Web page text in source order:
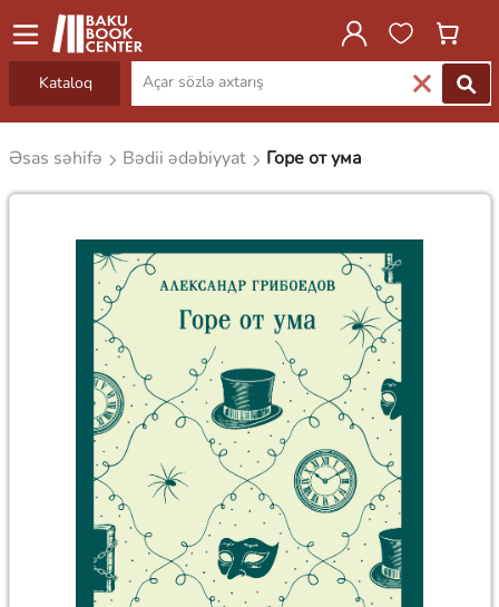
Kataloq
Əsas səhifə Bədii ədəbiyyat Горе от ума